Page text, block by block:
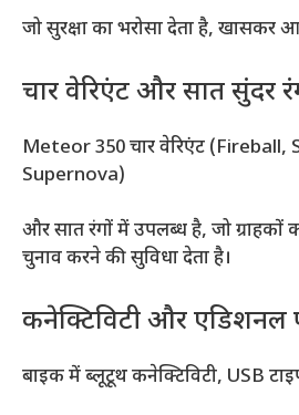
जो सुरक्षा का भरोसा देता है, खासकर
चार वेरिएंट और सात सुंदर
Meteor 350 चार वेरिएंट
Supernova)
और सात रंगों में उपलब्ध है, जो
चुनाव करने की सुविधा देता है।
कनेक्टिविटी और एडिशनल
बाइक में ब्लूटूथ कनेक्टिविटी, USB